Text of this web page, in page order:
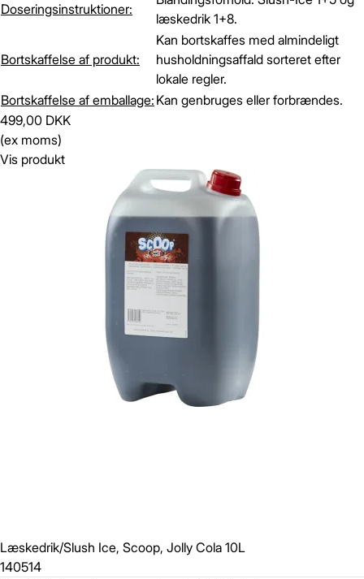
Doseringsinstruktioner:
læskedrik 1+8.
Bortskaffelse af produkt:
Kan bortskaffes med almindeligt
husholdningsaffald sorteret efter
lokale regler.
Bortskaffelse af emballage: Kan genbruges eller forbrændes.
499,00 DKK
(ex moms)
Vis produkt
Læskedrik/Slush Ice, Scoop, Jolly Cola 10L
140514
Gem